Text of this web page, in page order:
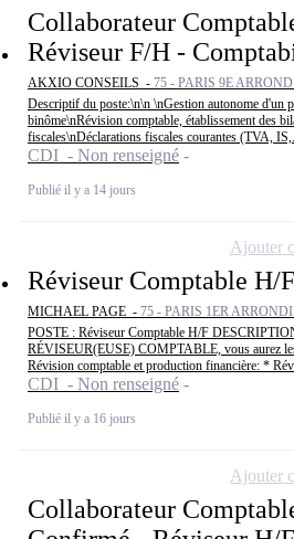
Collaborateur
Réviseur F/H -
AKXIO CONSEILS - 75 - PARIS 9E
Descriptif du poste:\n\n \nGestion autonome d'un
binôme\nRévision comptable, établissement des
fiscales\nDéclarations fiscales courantes (TVA,
CDI - Non renseigné
Publié il y a 14 jours
Réviseur Comptable H/F
MICHAEL PAGE - 75 - PARIS 1ER
POSTE : Réviseur Comptable H/F
RÉVISEUR(EUSE) COMPTABLE, vous aurez
Révision comptable et production financière: *
CDI - Non renseigné
Publié il y a 16 jours
Ajouter
Collaborateur
Ajouter